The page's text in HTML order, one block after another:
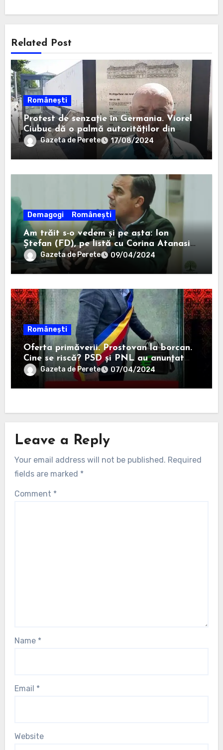
Related Post
Românești
Protest de senzație în Germania. Viorel
Ciubuc dă o palmă autorităților din
România. Bravo, domnule inginer!
Gazeta de Perete 17/08/2024
Demagogi Românești
Am trăit s-o vedem și pe asta: Ion
Ștefan (FD), pe listă cu Corina Atanasiu
(USR), cea care l-a ajutat pe Misăilă să
rămână primar în 2020.
Gazeta de Perete 09/04/2024
Românești
Oferta primăverii. Prostovan la borcan.
Cine se riscă? PSD și PNL au anunțat
că-i sar capacele degeaba blanaursului
Gazeta de Perete 07/04/2024
Leave a Reply
Your email address will not be published. Required
fields are marked *
Comment *
Name *
Email *
Website